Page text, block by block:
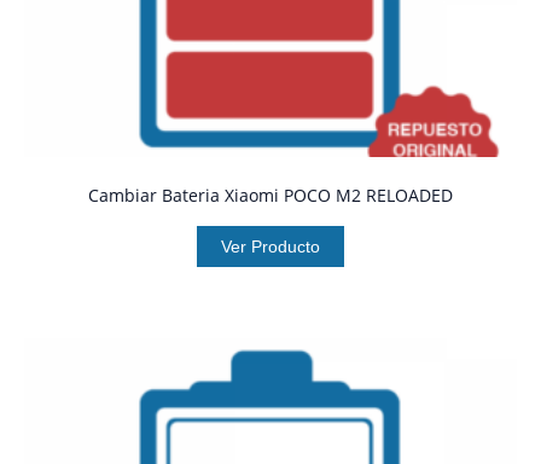
Cambiar Bateria Xiaomi POCO M2 RELOADED
Ver Producto